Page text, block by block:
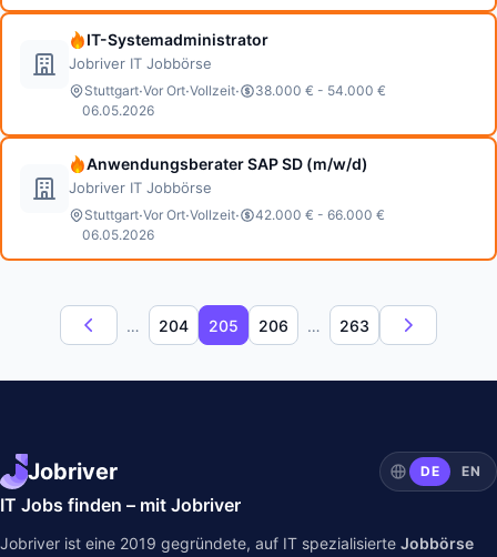
IT-Systemadministrator
Jobriver IT Jobbörse
Stuttgart·Vor Ort·Vollzeit·
38.000 € - 54.000 €
06.05.2026
Anwendungsberater SAP SD (m/w/d)
Jobriver IT Jobbörse
Stuttgart·Vor Ort·Vollzeit·
42.000 € - 66.000 €
06.05.2026
… 204 205 206 … 263
Jobriver DE EN
IT Jobs finden – mit Jobriver
Jobriver ist eine 2019 gegründete, auf IT spezialisierte Jobbörse